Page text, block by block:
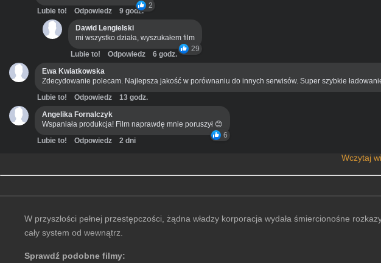
2
Lubie to! Odpowiedz
9 godz.
Dawid Lengielski
mi wszystko działa, wyszukałem film
29
Lubie to! Odpowiedz
6 godz.
Ewa Kwiatkowska
Zdecydowanie polecam. Najlepsza jakość w porównaniu do innych serwisów. Super szybkie
Lubie to! Odpowiedz
13 godz.
Angelika Fornalczyk
Wspaniała produkcja! Film naprawdę mnie poruszył 😊
6
Lubie to! Odpowiedz 2 dni
Wczytaj
W przyszłości pełnej przestępczości, żądna władzy korporacja wydała śmiercionośne
cały system od wewnątrz.
Sprawdź podobne filmy: